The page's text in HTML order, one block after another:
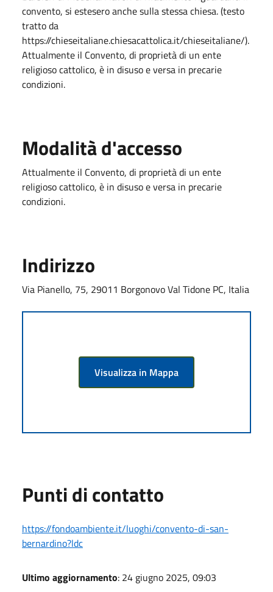
convento, si estesero anche sulla stessa chiesa. (testo
tratto da
https://chieseitaliane.chiesacattolica.it/chieseitaliane/).
Attualmente il Convento, di proprietà di un ente
religioso cattolico, è in disuso e versa in precarie
condizioni.
Modalità d'accesso
Attualmente il Convento, di proprietà di un ente
religioso cattolico, è in disuso e versa in precarie
condizioni.
Indirizzo
Via Pianello, 75, 29011 Borgonovo Val Tidone PC, Italia
Visualizza in Mappa
Punti di contatto
https://fondoambiente.it/luoghi/convento-di-san-
bernardino?ldc
Ultimo aggiornamento: 24 giugno 2025, 09:03